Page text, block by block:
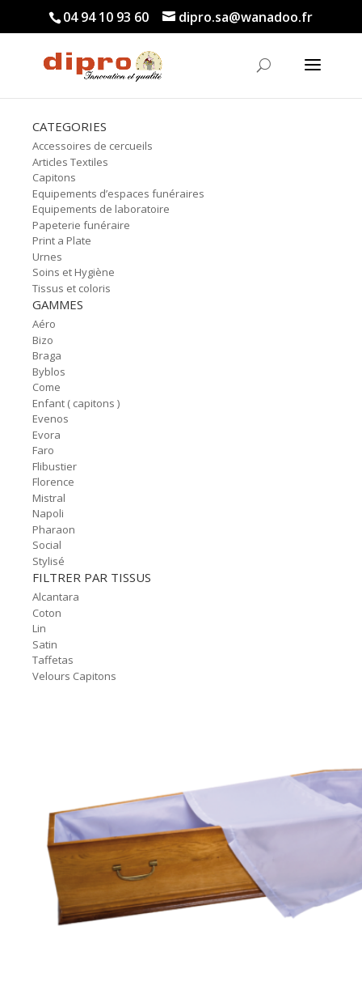
04 94 10 93 60 dipro.sa@wanadoo.fr
CATEGORIES
Accessoires de cercueils
Articles Textiles
Capitons
Equipements d’espaces funéraires
Equipements de laboratoire
Papeterie funéraire
Print a Plate
Urnes
Soins et Hygiène
Tissus et coloris
GAMMES
Aéro
Bizo
Braga
Byblos
Come
Enfant ( capitons )
Evenos
Evora
Faro
Flibustier
Florence
Mistral
Napoli
Pharaon
Social
Stylisé
FILTRER PAR TISSUS
Alcantara
Coton
Lin
Satin
Taffetas
Velours Capitons